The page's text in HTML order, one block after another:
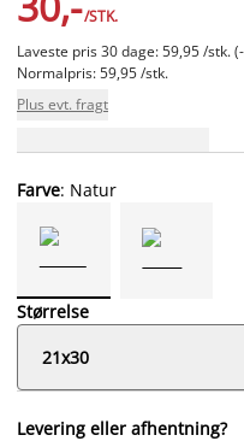
/STK.
Laveste pris 30 dage: 59,95 /stk.
Normalpris: 59,95 /stk.
Plus evt. fragt
Farve: Natur
Størrelse
21x30
Levering eller afhentning?